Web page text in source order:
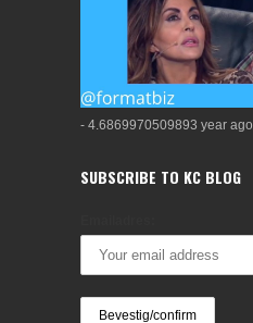
- 4.6869970509893 year ago
SUBSCRIBE TO KC BLOG